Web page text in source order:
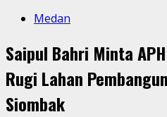
Medan
Saipul Bahri Minta
Rugi Lahan
Siombak